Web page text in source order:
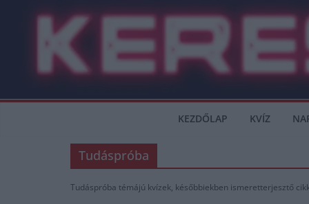
KEZDŐLAP KVÍZ
Tudáspróba
Tudáspróba témájú kvízek, későbbiekben ismeretterjesztő